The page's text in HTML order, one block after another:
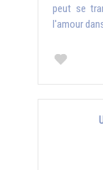
peut se
l'amour